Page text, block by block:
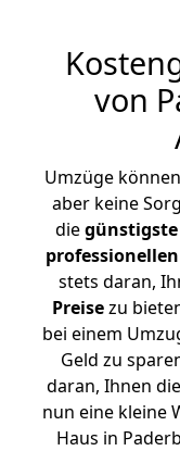
von
Umzüge
aber keine
diegünstigste
stets daran,
Preisezu
bei einem
Geld zu
daran, Ihnen
nun eine kleine
Haus in